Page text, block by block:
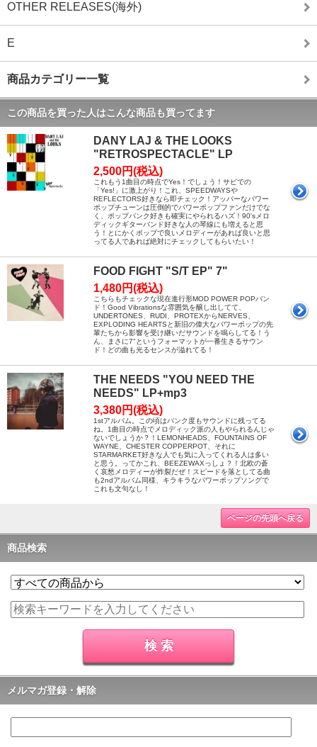
OTHER RELEASES(海外)
E
商品カテゴリー一覧
この商品を買った人はこんな商品も買ってます
DANY LAJ & THE LOOKS
"RETROSPECTACLE" LP
2,500円(税込)
これもう1曲目の時点でYes！でしょう！サビでの
「Yes!」に激上がり！これ、SPEEDWAYSや
REFLECTORS好きなら即チェック！アッパーなパワー
ポップチューンは圧倒的でパワーポップファンだけでな
く、ポップパンク好きも確実にやられるハズ！90'sメロ
ディックギターバンド好きな人の琴線にも増えると思
う！とにかくポップで良いメロディーがあれば良いと思
ってる人であれば絶対にチェックしてもらいたい！
FOOD FIGHT "S/T EP" 7"
1,480円(税込)
こちらもチェックな現在進行形MOD POWER POPバン
ド！Good Vibrationsな雰囲気を醸し出してて、
UNDERTONES、RUDI、PROTEXからNERVES、
EXPLODING HEARTSと新旧の偉大なパワーポップの先
輩たちから影響を受け継いだサウンドを鳴らしてる！う
ん、まさに7"というフォーマットが一番生きるサウン
ド！どの曲も光るセンスが溢れてる！
THE NEEDS "YOU NEED THE
NEEDS" LP+mp3
3,380円(税込)
1stアルバム。この頃はパンク度もサウンドに残ってる
ね。1曲目の時点でメロディック派の人もやられるんじゃ
ないでしょうか？！LEMONHEADS、FOUNTAINS OF
WAYNE、CHESTER COPPERPOT、それに
STARMARKET好きな人でも気に入ってくれる人は多い
と思う。ってかこれ、BEEZEWAXっしょ？！北欧の蒼
く哀愁メロディーが炸裂だぜ！スピードを落としてる曲
も2ndアルバム同様、キラキラなパワーポップソングで
これも文句なし！
ページの先頭へ戻る
商品検索
メルマガ登録・解除